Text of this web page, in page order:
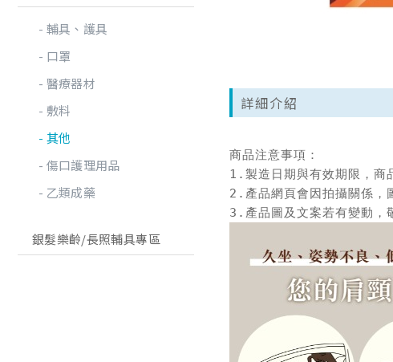
輔具、護具
口罩
醫療器材
敷料
其他
傷口護理用品
乙類成藥
銀髮樂齡/長照輔具專區
詳細介紹
商品注意事項：
1.製造日期與有效期限，商
2.產品網頁會因拍攝關係，